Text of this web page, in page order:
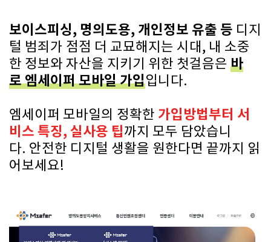
보이스피싱, 명의도용, 개인정보 유출 등 디지
털 범죄가 점점 더 교묘해지는 시대, 내 소중
한 정보와 자산을 지키기 위한 첫걸음은 바
로 엠세이퍼 모바일 가입입니다.
엠세이퍼 모바일의 정확한 가입방법부터 서
비스 특징, 실사용 팁까지 모두 담았습니
다. 안전한 디지털 생활을 원한다면 끝까지 읽
어보세요!